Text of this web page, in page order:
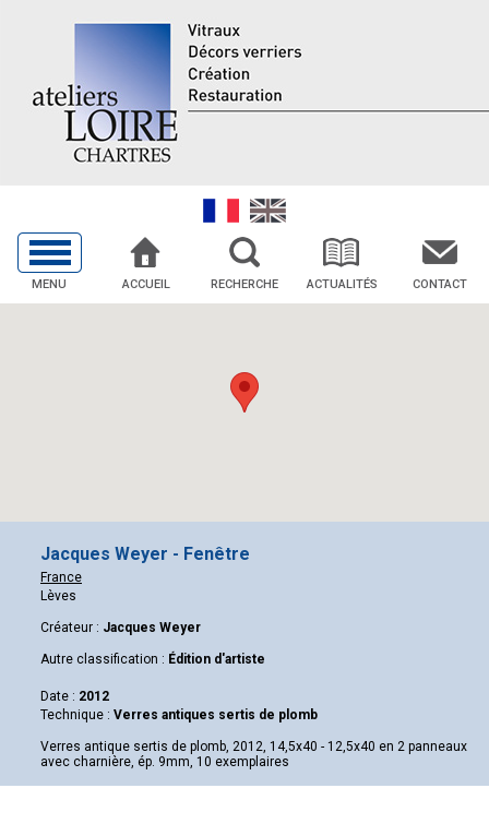
MENU ACCUEIL RECHERCHE ACTUALITÉS CONTACT
Jacques Weyer - Fenêtre
France
Lèves
Créateur : Jacques Weyer
Autre classification : Édition d'artiste
Date : 2012
Technique : Verres antiques sertis de plomb
Verres antique sertis de plomb, 2012, 14,5x40 - 12,5x40 en 2 panneaux
avec charnière, ép. 9mm, 10 exemplaires